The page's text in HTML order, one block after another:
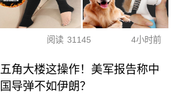
阅读 31145 4小时前
五角大楼这操作！美军报告称中
国导弹不如伊朗？